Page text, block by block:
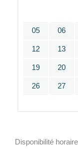
05 06
12 13
19 20
26 27
Disponibilité